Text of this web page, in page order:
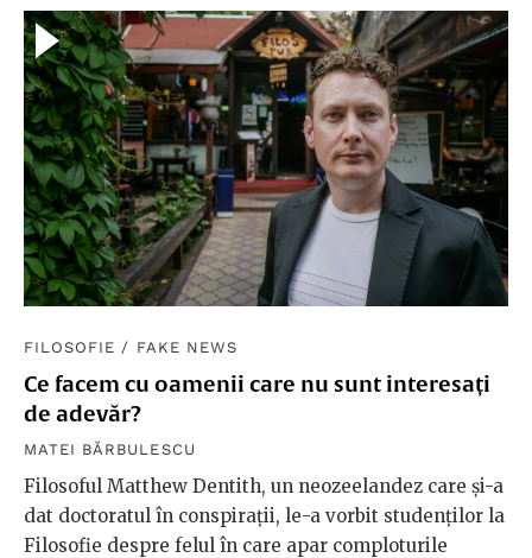
FILOSOFIE / FAKE NEWS
Ce facem cu oamenii care nu sunt interesați
de adevăr?
MATEI BĂRBULESCU
Filosoful Matthew Dentith, un neozeelandez care și-a
dat doctoratul în conspirații, le-a vorbit studenților la
Filosofie despre felul în care apar comploturile